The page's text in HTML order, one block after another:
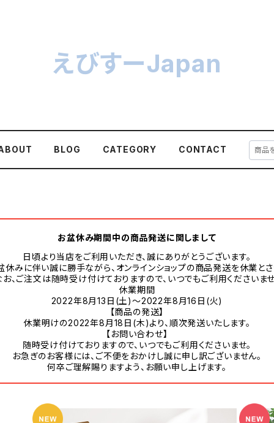
えびすーJapan
BLOG CATEGORY CONTACT
お盆休み期間中の商品発送に関しまして
日頃より当店をご利用いただき、誠にありがとうございます。
休みに伴い誠に勝手ながら、オンラインショップの商品発送を休業とさ
お、ご注文は随時受け付けておりますので、いつでもご利用くださいませ
休業期間
2022年8月13日(土)～2022年8月16日(火)
【商品の発送】
休業明けの2022年8月18日(木)より、順次発送いたします。
【お問い合わせ】
随時受け付けておりますので、いつでもご利用くださいませ。
お急ぎのお客様には、ご不便をおかけし誠に申し訳ございません。
何卒ご理解賜りますよう、お願い申し上げます。